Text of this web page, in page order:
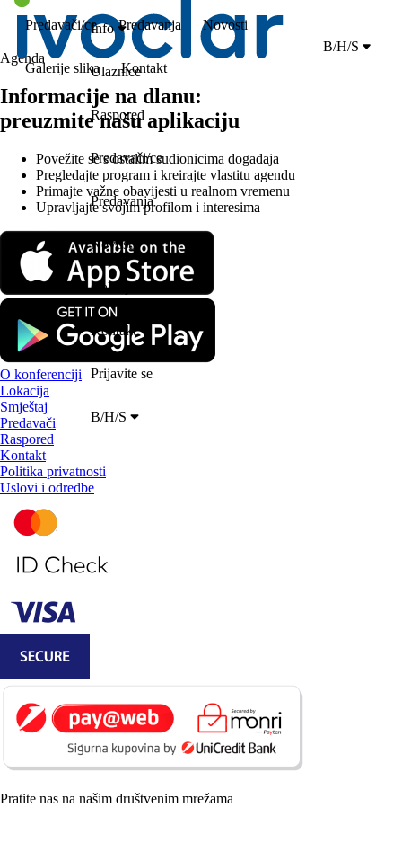
Predavači/ce Predavanja Novosti
Galerije slika Kontakt
B/H/S
Agenda
Informacije na dlanu:
preuzmite našu aplikaciju
Povežite se s ostalim sudionicima događaja
Pregledajte program i kreirajte vlastitu agendu
Primajte važne obavijesti u realnom vremenu
Upravljajte svojim profilom i interesima
O konferenciji
Lokacija
Smještaj
Predavači
Raspored
Kontakt
Politika privatnosti
Uslovi i odredbe
Pratite nas na našim društvenim mrežama
Info
Ulaznice
Raspored
Predavači/ce
Predavanja
Novosti
Galerije slika
Kontakt
Prijavite se
B/H/S